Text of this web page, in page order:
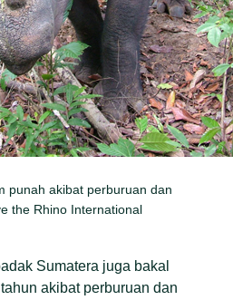
punah akibat perburuan dan
the Rhino International
Sumatera juga bakal
akibat perburuan dan